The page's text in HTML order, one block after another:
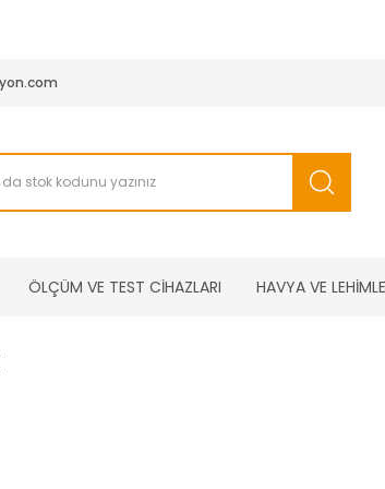
ÖLÇÜM VE TEST CİHAZLARI HAVYA VE